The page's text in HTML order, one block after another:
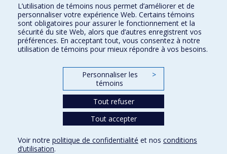
Gabarits et image de marque
Agenda FMV & calendrier académique
La Faculté de médecine vétérinaire de l'Université de Montréal détient
l'agrément complet de l'AVMAet est membre de l'AAVMC.
Conditions d’utilisation
L’utilisation de témoins nous permet d’améliorer et de
personnaliser votre expérience Web. Certains témoins
sont obligatoires pour assurer le fonctionnement et la
sécurité du site Web, alors que d’autres enregistrent vos
préférences. En acceptant tout, vous consentez à notre
utilisation de témoins pour mieux répondre à vos besoins.
Personnaliser les
témoins
>
Tout refuser
Tout accepter
Voir notre politique de confidentialité et nos conditions
d’utilisation.